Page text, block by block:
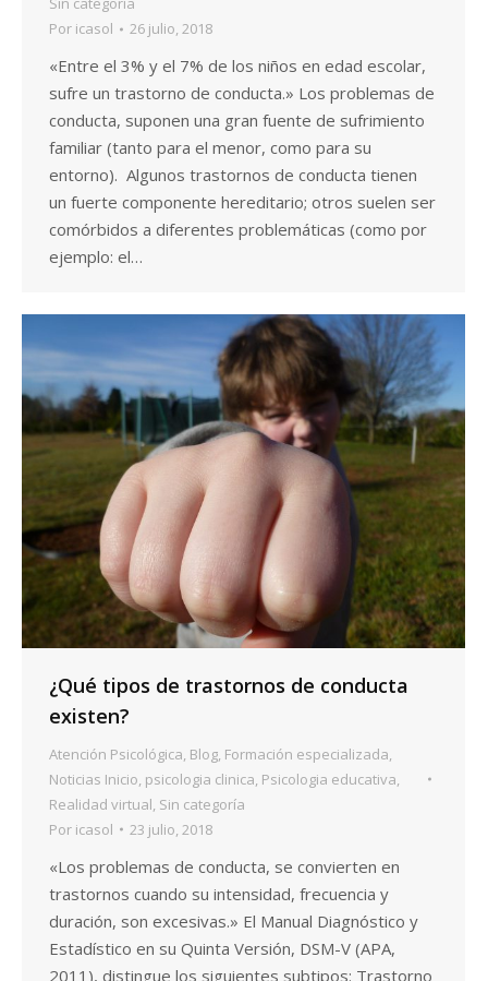
Por icasol 26 julio, 2018
«Entre el 3% y el 7% de los niños en edad escolar,
sufre un trastorno de conducta.» Los problemas de
conducta, suponen una gran fuente de sufrimiento
familiar (tanto para el menor, como para su
entorno). Algunos trastornos de conducta tienen
un fuerte componente hereditario; otros suelen ser
comórbidos a diferentes problemáticas (como por
ejemplo: el…
¿Qué tipos de trastornos de conducta
existen?
Atención Psicológica Blog Formación especializada
Noticias Inicio psicologia clinica Psicologia educativa
Realidad virtual Sin categoría
Por icasol 23 julio, 2018
«Los problemas de conducta, se convierten en
trastornos cuando su intensidad, frecuencia y
duración, son excesivas.» El Manual Diagnóstico y
Estadístico en su Quinta Versión, DSM-V (APA,
2011), distingue los siguientes subtipos: Trastorno